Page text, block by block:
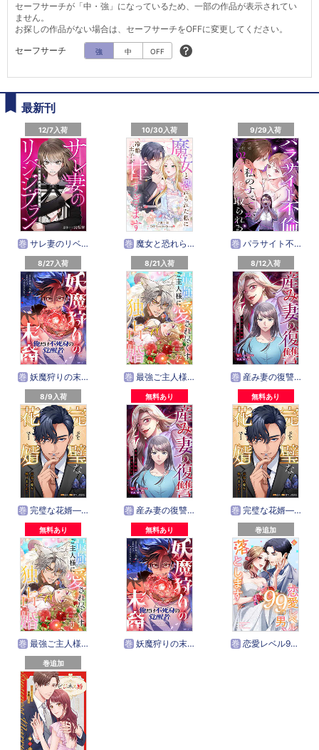
セーフサーチが「中・強」になっているため、一部の作品が表示されてい
ません。
お探しの作品がない場合は、セーフサーチをOFFに変更してください。
セーフサーチ
強 中 OFF
最新刊
12/7入荷
巻 サレ妻のリベンジ・プラン～裏切りの代償をあなたに【タテヨミ】
10/30入荷
巻 魔女と恐れられた私に冷酷王子が甘すぎます【タテヨミ】
9/29入荷
巻パラサイト不倫ー私のすべてが乗っ取られるー【ページ版】
8/27入荷
巻 妖魔狩りの末裔－俺だけ不死身の覚醒者－【タテヨミ】
8/21入荷
巻 最強ご主人様に愛され尽くす独占婚【ページ版】
8/12入荷
巻産み妻の復讐～あなたを破滅させるまで【タテヨミ】
8/9入荷
巻 完璧な花婿―真実の愛を捧げますか？【タテヨミ】
無料あり
巻 産み妻の復讐～あなたを破滅させるまで【タテヨミ】
無料あり
巻完璧な花婿―真実の愛を捧げますか？【タテヨミ】
無料あり
巻 最強ご主人様に愛され尽くす独占婚【ページ版】
無料あり
巻 妖魔狩りの末裔－俺だけ不死身の覚醒者－【タテヨミ】
巻追加
巻恋愛レベル99の男、落とします【電子単行本版】
巻追加